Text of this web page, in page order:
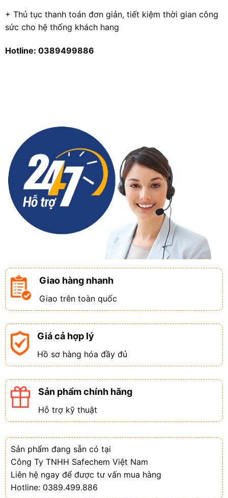
+ Thủ tục thanh toán đơn giản, tiết kiệm thời gian công
sức cho hệ thống khách hang
Hotline: 0389499886
Giao hàng nhanh
Giao trên toàn quốc
Giá cả hợp lý
Hồ sơ hàng hóa đầy đủ
Sản phẩm chính hãng
Hỗ trợ kỹ thuật
Sản phẩm đang sẵn có tại
Công Ty TNHH Safechem Việt Nam
Liên hệ ngay để được tư vấn mua hàng
Hotline: 0389.499.886